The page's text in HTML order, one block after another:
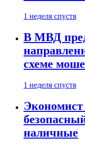
1 неделя спустя
В МВД
схеме
1 неделя спустя
наличные